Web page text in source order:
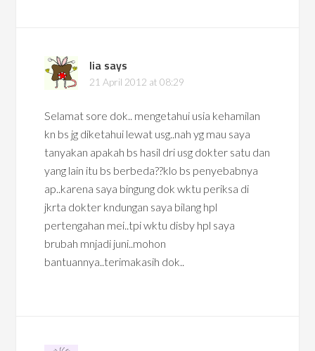
lia says
21 April 2012 at 08:29
Selamat sore dok.. mengetahui usia kehamilan
kn bs jg diketahui lewat usg..nah yg mau saya
tanyakan apakah bs hasil dri usg dokter satu dan
yang lain itu bs berbeda??klo bs penyebabnya
ap..karena saya bingung dok wktu periksa di
jkrta dokter kndungan saya bilang hpl
pertengahan mei..tpi wktu disby hpl saya
brubah mnjadi juni..mohon
bantuannya..terimakasih dok..